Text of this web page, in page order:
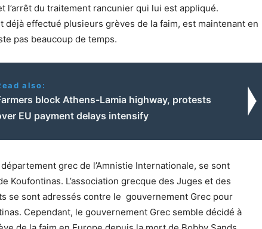
l’arrêt du traitement rancunier qui lui est appliqué.
déjà effectué plusieurs grèves de la faim, est maintenant en
pas beaucoup de temps.
also:
block Athens-Lamia highway, protests
EU payment delays intensify
grec de l’Amnistie Internationale, se sont
Koufontinas. L’association grecque des Juges et des
se sont adressés contre le gouvernement Grec pour
Cependant, le gouvernement Grec semble décidé à